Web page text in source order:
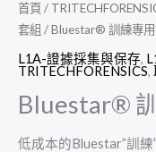
首頁/
套組 / Bluestar® 訓練專用
L1A-證據採集與保存,
TRITECHFORENSICS,
Bluestar®
低成本的Bluestar”訓